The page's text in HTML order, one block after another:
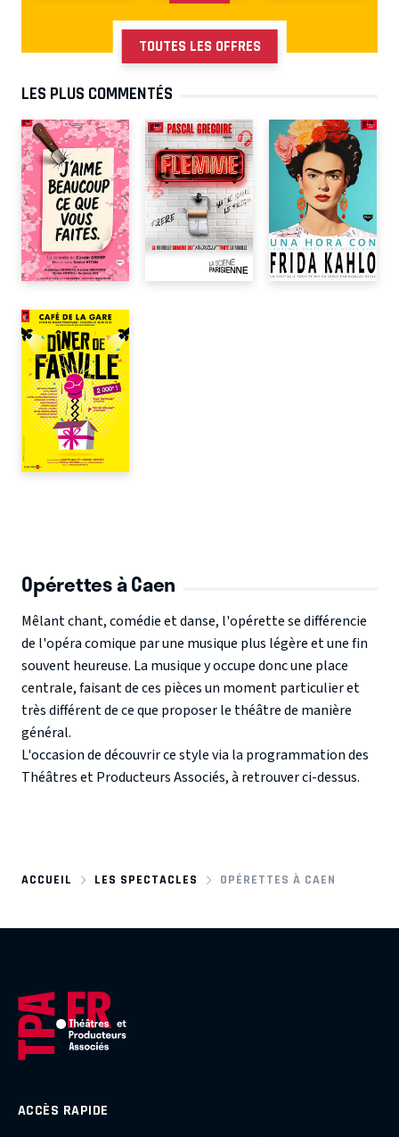
TOUTES LES OFFRES
LES PLUS COMMENTÉS
Opérettes à Caen
Mêlant chant, comédie et danse, l'opérette se différencie
de l'opéra comique par une musique plus légère et une fin
souvent heureuse. La musique y occupe donc une place
centrale, faisant de ces pièces un moment particulier et
très différent de ce que proposer le théâtre de manière
général.
L'occasion de découvrir ce style via la programmation des
Théâtres et Producteurs Associés, à retrouver ci-dessus.
ACCUEIL LES SPECTACLES OPÉRETTES À CAEN
ACCÈS RAPIDE